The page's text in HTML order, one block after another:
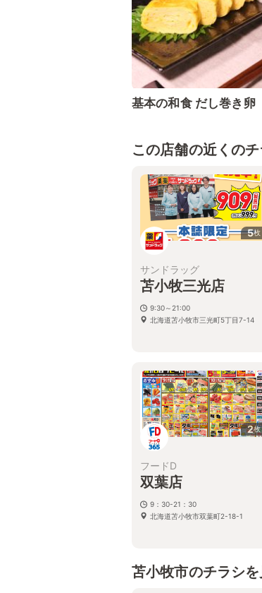
基本の和食 だし巻き卵
この店舗の近くの
5枚
サンドラッグ
苫小牧三光店
9:30～21:00
北海道苫小牧市三光町5丁目7-14
2枚
フードD
双葉店
9：30-21：30
北海道苫小牧市双葉町2-18-1
苫小牧市のチラシを